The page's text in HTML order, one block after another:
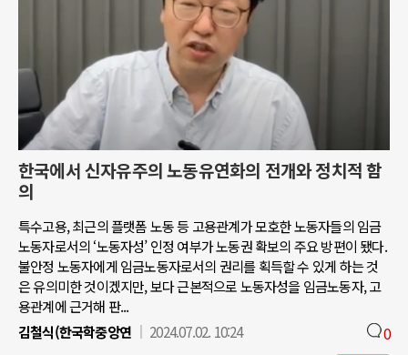
한국에서 신자유주의 노동유연화의 전개와 정치적 함
의
특수고용, 최근의 플랫폼 노동 등 고용관계가 모호한 노동자들의 임금
노동자로서의 ‘노동자성’ 인정 여부가 노동권 확보의 주요 방편이 됐다.
불안정 노동자에게 임금노동자로서의 권리를 획득할 수 있게 하는 것
은 유의미한 것이겠지만, 보다 근본적으로 노동자성을 임금노동자, 고
용관계에 근거해 판...
김철식(한국학중앙연
2024.07.02. 10:24 0